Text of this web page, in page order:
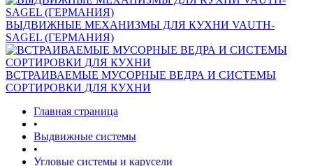
ВЫДВИЖНЫЕ МЕХАНИЗМЫ ДЛЯ КУХНИ VAUTH-
SAGEL (ГЕРМАНИЯ)
ВСТРАИВАЕМЫЕ МУСОРНЫЕ ВЕДРА И СИСТЕМЫ
СОРТИРОВКИ ДЛЯ КУХНИ
Главная страница
•
Выдвижные системы
•
Угловые системы и карусели